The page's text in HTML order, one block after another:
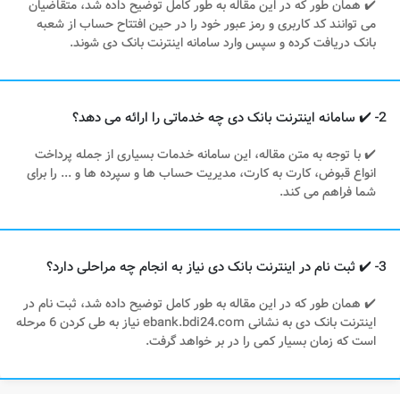
✔️ همان طور که در این مقاله به طور کامل توضیح داده شد، متقاضیان
می توانند کد کاربری و رمز عبور خود را در حین افتتاح حساب از شعبه
بانک دریافت کرده و سپس وارد سامانه اینترنت بانک دی شوند.
2- ✔️ سامانه اینترنت بانک دی چه خدماتی را ارائه می‌ دهد؟
✔️ با توجه به متن مقاله، این سامانه خدمات بسیاری از جمله پرداخت
انواع قبوض، کارت به کارت، مدیریت حساب‌ ها و سپرده ‌ها و ... را برای
شما فراهم می کند.
3- ✔️ ثبت نام در اینترنت بانک دی نیاز به انجام چه مراحلی دارد؟
✔️ همان طور که در این مقاله به طور کامل توضیح داده شد، ثبت نام در
اینترنت بانک دی به نشانی ebank.bdi24.com نیاز به طی کردن 6 مرحله
است که زمان بسیار کمی را در بر خواهد گرفت.